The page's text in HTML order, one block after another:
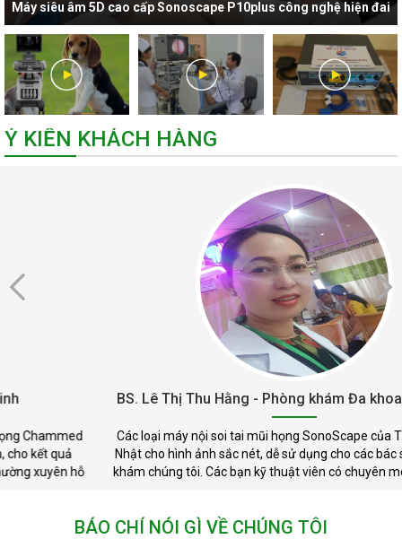
Máy siêu âm 5D cao cấp Sonoscape P10plus công nghệ hiện đai
nhất hiện nay
Ý KIẾN KHÁCH HÀNG
BS. Lê Thị Thu Hằng - Phòng khám Đa khoa Phước Hải
Các loại máy nội soi tai mũi họng SonoScape của Tập đoàn Việt
Nhật cho hình ảnh sắc nét, dễ sử dụng cho các bác sỹ của phòng
khám chúng tôi. Các bạn kỹ thuật viên có chuyên môn và tận tình
BÁO CHÍ NÓI GÌ VỀ CHÚNG TÔI